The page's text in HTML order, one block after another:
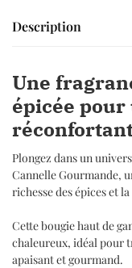
Description
Une
épicée
Plongez dans un
Cannelle Gourmande,
richesse des épices et
Cette bougie haut de
chaleureux, idéal pour
apaisant et gourmand.